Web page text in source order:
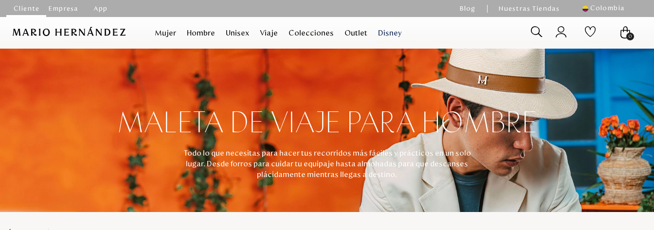
Cliente Empresa App Blog Nuestras Tiendas Colombia
Mujer Hombre Unisex Viaje Colecciones Outlet Disney 0
MALETA DE VIAJE PARA HOMBRE
Todo lo que necesitas para hacer tus recorridos más fáciles y prácticos en un solo
lugar. Desde forros para cuidar tu equipaje hasta almohadas para que descanses
plácidamente mientras llegas a destino.